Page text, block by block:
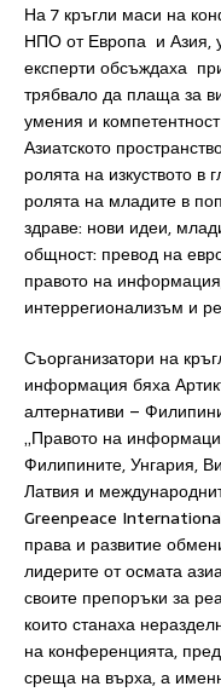
На 7 кръгли маси на
НПО от Европа и Азия,
експерти обсъждаха
трябвало да плаща за
умения и
Азиатското
ролята на изкуството в
ролята на младите в
здраве: нови идеи,
общност: превод на
правото на
интеррегионализъм и
Съорганизатори на
информация бяха
алтернативи –
„Правото на
Филипините, Унгария,
Латвия и
Greenpeace
права и развитие
лидерите от осмата
своите препоръки за
които станаха
на конференцията,
среща на върха, а